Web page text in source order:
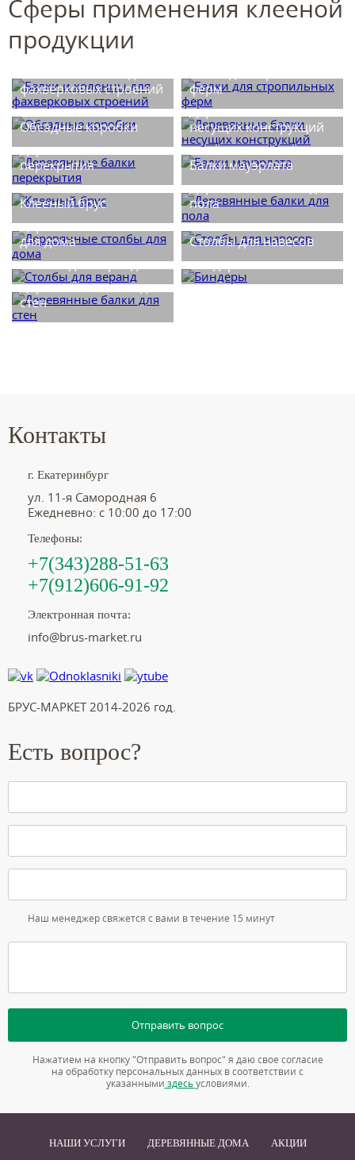
Сферы применения клееной
продукции
фахверковых строений
ферм
Обсадные коробки
Деревянные балки
несущих конструкций
Деревянные балки
перекрытия
Балки мауэрлата
Клееный брус
Деревянные балки для
пола
Деревянные столбы
для дома
Столбы для навесов
Столбы для веранд
Биндеры
Деревянные балки для
стен
Контакты
г. Екатеринбург
ул. 11-я Самородная 6
Ежедневно: с 10:00 до 17:00
Телефоны:
+7(343)288-51-63
+7(912)606-91-92
Электронная почта:
info@brus-market.ru
БРУС-МАРКЕТ 2014-2026 год.
Есть вопрос?
Наш менеджер свяжется с вами в течение 15 минут
Отправить вопрос
Нажатием на кнопку "Отправить вопрос" я даю свое согласие
на обработку персональных данных в соответствии с
указанными здесь условиями.
НАШИ УСЛУГИ ДЕРЕВЯННЫЕ ДОМА АКЦИИ